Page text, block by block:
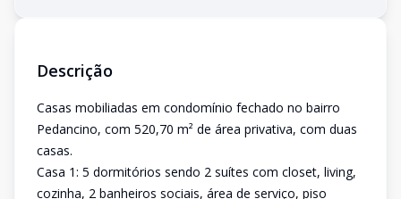
Descrição
Casas mobiliadas em condomínio fechado no bairro
Pedancino, com 520,70 m² de área privativa, com duas
casas.
Casa 1: 5 dormitórios sendo 2 suítes com closet, living,
cozinha, 2 banheiros sociais, área de serviço, piso